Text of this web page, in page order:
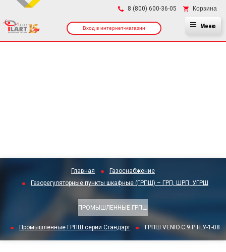
8 (800) 600-36-05 Корзина
Вход в интернет-магазин Меню
Главная
Газоснабжение
Газорегуляторные пункты шкафные (ГРПШ) – ГРП, ШРП, УГРШ
ПРОМЫШЛЕННЫЕ ГРПШ
Промышленные ГРПШ серии Стандарт ГРПШ.VENIO.С.9.Р.Н.У-1-08
×